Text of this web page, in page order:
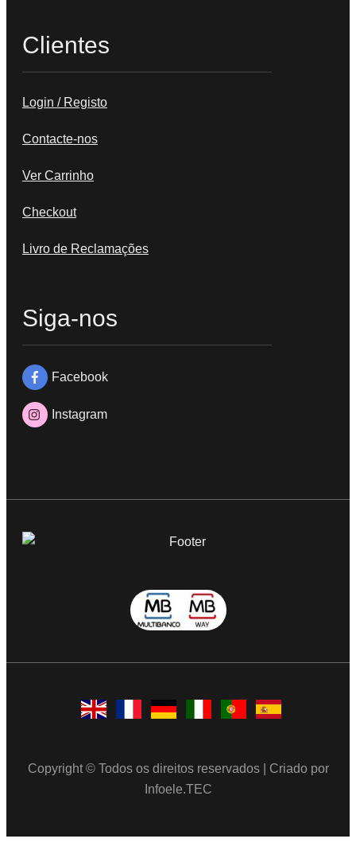
Clientes
Login / Registo
Contacte-nos
Ver Carrinho
Checkout
Livro de Reclamações
Siga-nos
Facebook
Instagram
Copyright © Todos os direitos reservados | Criado por
Infoele.TEC